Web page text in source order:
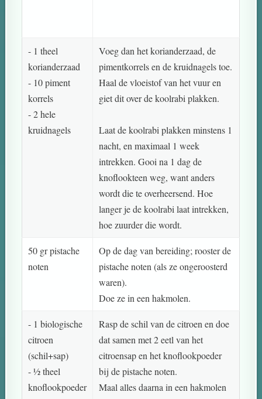
- 1 theel
korianderzaad
- 10 piment
korrels
- 2 hele
kruidnagels
Voeg dan het korianderzaad, de
pimentkorrels en de kruidnagels toe.
Haal de vloeistof van het vuur en
giet dit over de koolrabi plakken.
Laat de koolrabi plakken minstens 1
nacht, en maximaal 1 week
intrekken. Gooi na 1 dag de
knoflookteen weg, want anders
wordt die te overheersend. Hoe
langer je de koolrabi laat intrekken,
hoe zuurder die wordt.
50 gr pistache
noten
Op de dag van bereiding; rooster de
pistache noten (als ze ongeroosterd
waren).
Doe ze in een hakmolen.
- 1 biologische
citroen
(schil+sap)
- ½ theel
knoflookpoeder
Rasp de schil van de citroen en doe
dat samen met 2 eetl van het
citroensap en het knoflookpoeder
bij de pistache noten.
Maal alles daarna in een hakmolen